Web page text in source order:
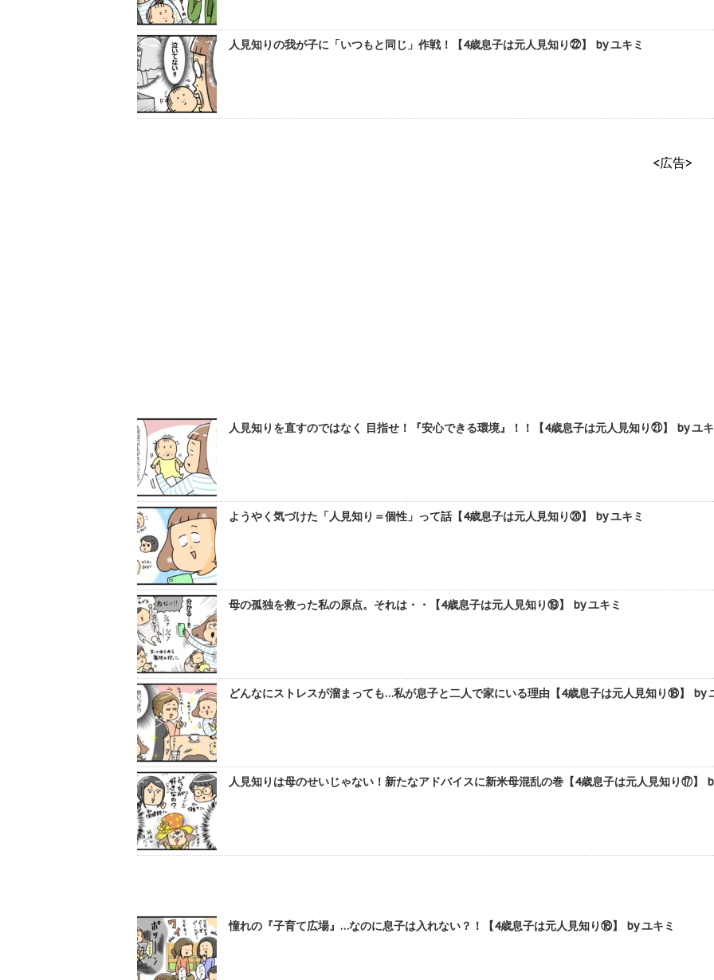
人見知りの我が子に「いつもと同じ」作戦！【4歳息子は元人見知り㉒】 by ユキミ
<広告>
人見知りを直すのではなく 目指せ！『安心できる環境』！！【4歳息子は元人見知り㉑】 by ユ
ようやく気づけた「人見知り＝個性」って話【4歳息子は元人見知り⑳】 by ユキミ
母の孤独を救った私の原点。それは・・【4歳息子は元人見知り⑲】 by ユキミ
どんなにストレスが溜まっても…私が息子と二人で家にいる理由【4歳息子は元人見知り⑱】 by
人見知りは母のせいじゃない！新たなアドバイスに新米母混乱の巻【4歳息子は元人見知り⑰】
憧れの『子育て広場』…なのに息子は入れない？！【4歳息子は元人見知り⑯】 by ユキミ